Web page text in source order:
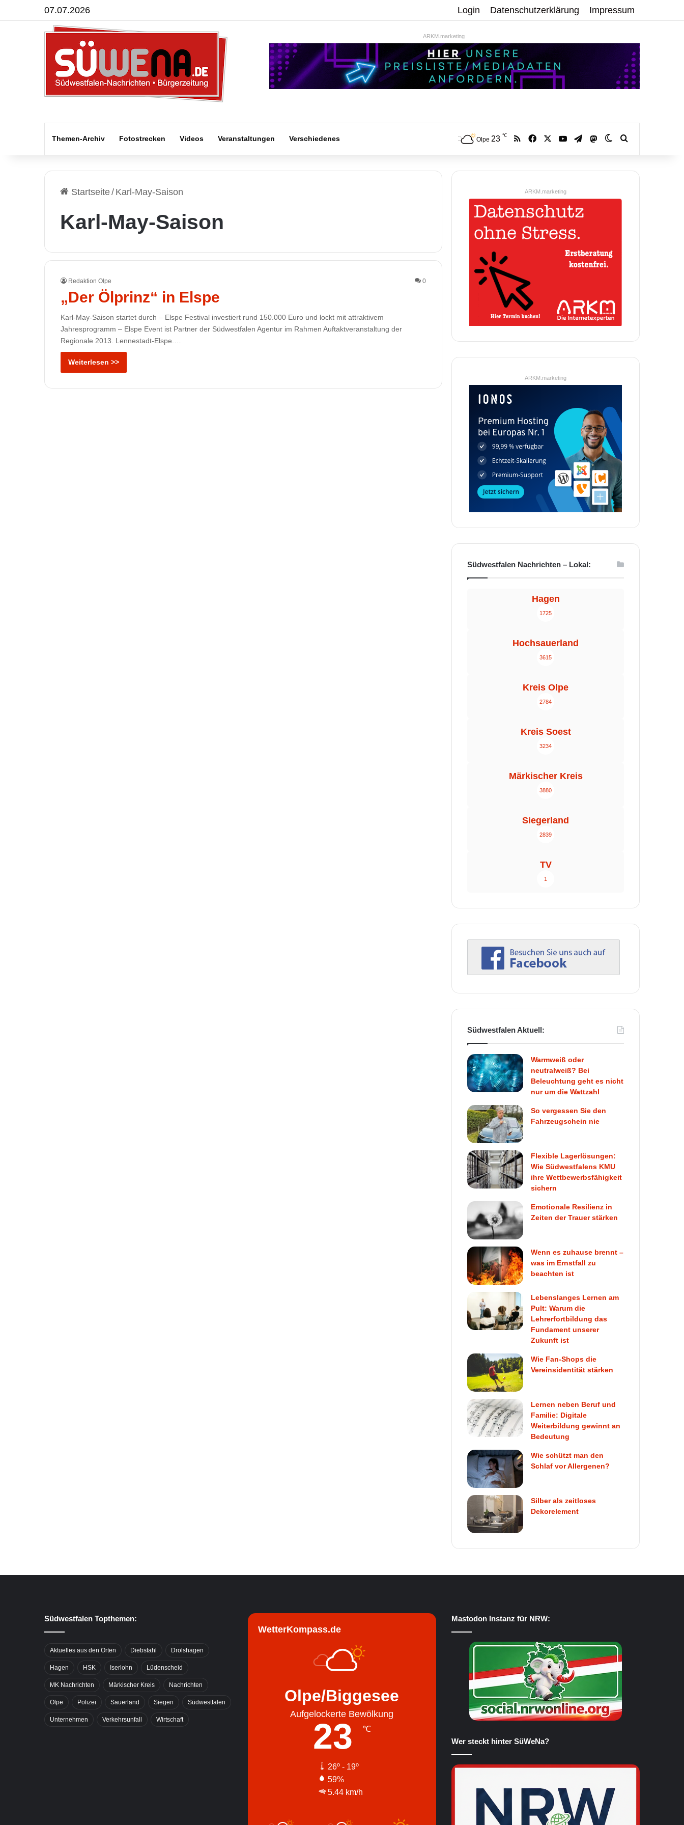
07.07.2026 Login Datenschutzerklärung Impressum
ARKM.marketing
Themen-Archiv Fotostrecken Videos Veranstaltungen Verschiedenes Olpe 23 ℃ RSS Facebook YouTubeTelegramMastodonSkin umschalten
Startseite/ Karl-May-Saison
Karl-May-Saison
Redaktion Olpe 0
„Der Ölprinz“ in Elspe
Karl-May-Saison startet durch – Elspe Festival investiert rund 150.000 Euro und lockt mit attraktivem
Jahresprogramm – Elspe Event ist Partner der Südwestfalen Agentur im Rahmen Auftaktveranstaltung der
Regionale 2013. Lennestadt-Elspe.…
Weiterlesen >>
ARKM.marketing
ARKM.marketing
Südwestfalen Nachrichten – Lokal:
Hagen
1725
Hochsauerland
3615
Kreis Olpe
2784
Kreis Soest
3234
Märkischer Kreis
3880
Siegerland
2839
TV
1
Südwestfalen Aktuell:
Warmweiß oder
neutralweiß? Bei
Beleuchtung geht es nicht
nur um die Wattzahl
So vergessen Sie den
Fahrzeugschein nie
Flexible Lagerlösungen:
Wie Südwestfalens KMU
ihre Wettbewerbsfähigkeit
sichern
Emotionale Resilienz in
Zeiten der Trauer stärken
Wenn es zuhause brennt –
was im Ernstfall zu
beachten ist
Lebenslanges Lernen am
Pult: Warum die
Lehrerfortbildung das
Fundament unserer
Zukunft ist
Wie Fan-Shops die
Vereinsidentität stärken
Lernen neben Beruf und
Familie: Digitale
Weiterbildung gewinnt an
Bedeutung
Wie schützt man den
Schlaf vor Allergenen?
Silber als zeitloses
Dekorelement
Südwestfalen Topthemen:
Aktuelles aus den Orten Diebstahl Drolshagen
Hagen HSK Iserlohn Lüdenscheid
MK Nachrichten Märkischer Kreis Nachrichten
Olpe Polizei Sauerland Siegen Südwestfalen
Unternehmen Verkehrsunfall Wirtschaft
WetterKompass.de
Olpe/Biggesee
Aufgelockerte Bewölkung
23 ℃
26º - 19º
59%
5.44 km/h
Mastodon Instanz für NRW:
Wer steckt hinter SüWeNa?